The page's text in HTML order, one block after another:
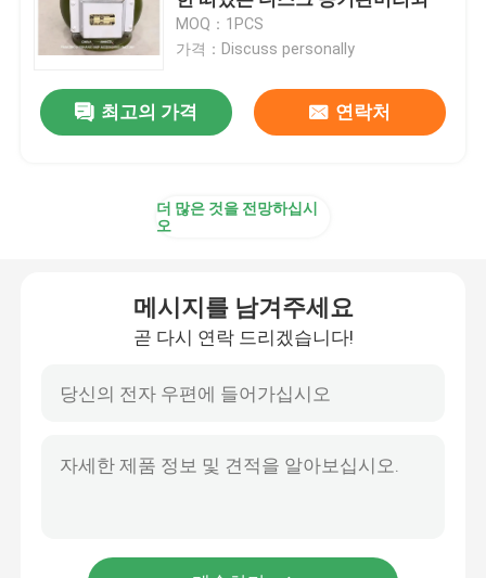
유압 제어 밸브 블록
윈치 제어밸브
바다 가슴 여과기
빌지 흡입 스트레이너
해양 단일 오일 스트레이너
MOQ：1PCS
가격：Discuss personally
최고의 가격 연락처
더 많은 것을 전망하십시
오
메시지를 남겨주세요
곧 다시 연락 드리겠습니다!